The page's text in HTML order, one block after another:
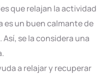
que relajan la actividad
es un buen calmante de
se la considera una
a relajar y recuperar